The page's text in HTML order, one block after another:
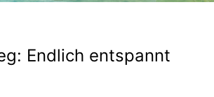
Endlich entspannt